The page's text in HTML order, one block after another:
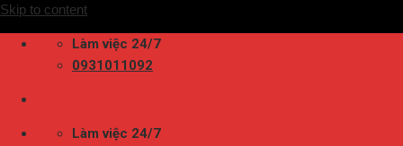
Skip to content
Làm việc 24/7
0931011092
Làm việc 24/7